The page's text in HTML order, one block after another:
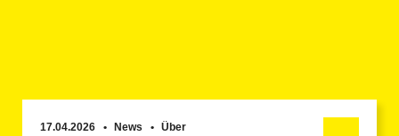
17.04.2026 News Über